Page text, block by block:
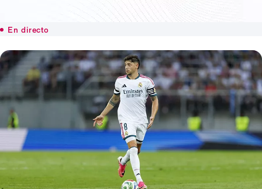
En directo